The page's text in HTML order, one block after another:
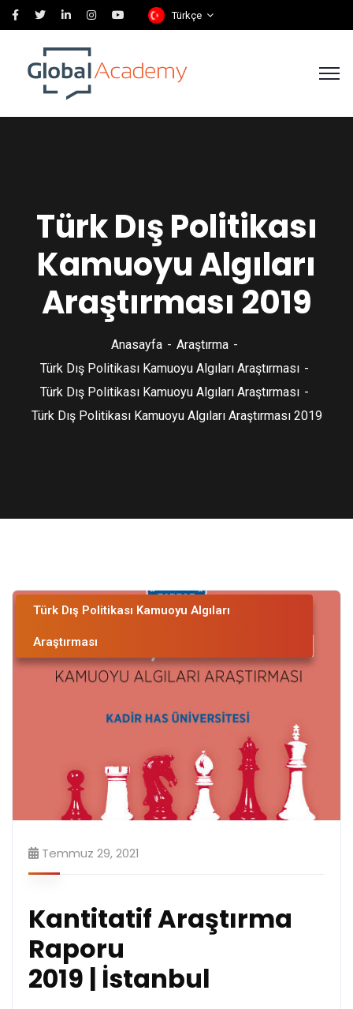
Türkçe
Türk Dış Politikası
Kamuoyu Algıları
Araştırması 2019
Anasayfa
Araştırma
Türk Dış Politikası Kamuoyu Algıları Araştırması
Türk Dış Politikası Kamuoyu Algıları Araştırması
Türk Dış Politikası Kamuoyu Algıları Araştırması 2019
Türk Dış Politikası Kamuoyu Algıları
Araştırması
Temmuz 29, 2021
Kantitatif Araştırma
Raporu
2019 | İstanbul